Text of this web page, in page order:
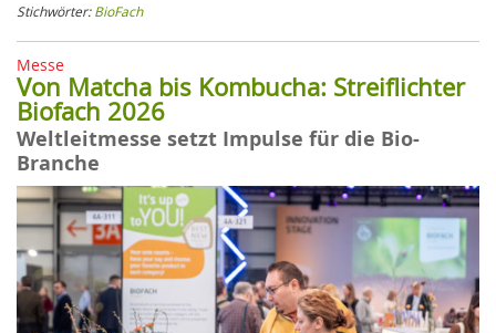
Stichwörter:BioFach
Messe
Von Matcha bis Kombucha: Streiflichter
Biofach 2026
Weltleitmesse setzt Impulse für die Bio-
Branche